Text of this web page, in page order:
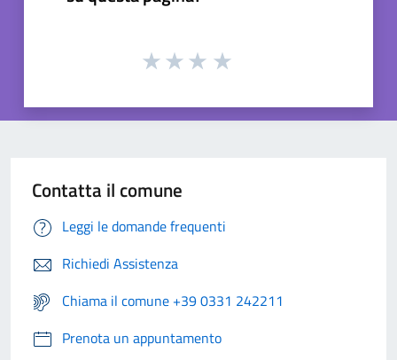
Contatta il comune
Leggi le domande frequenti
Richiedi Assistenza
Chiama il comune +39 0331 242211
Prenota un appuntamento